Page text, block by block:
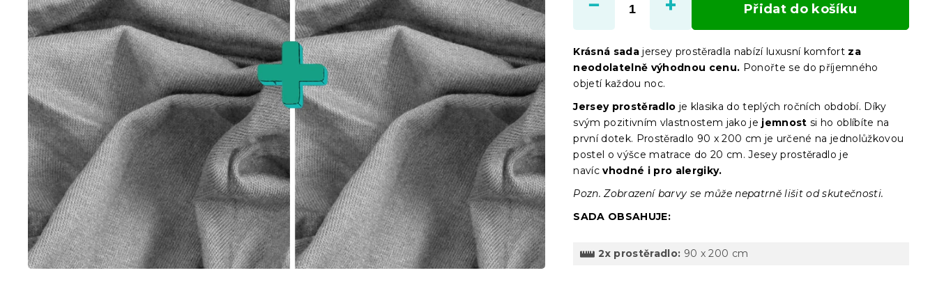
Přidat do košíku
Krásná sada jersey prostěradla nabízí luxusní komfort za
neodolatelně výhodnou cenu. Ponořte se do příjemného
objetí každou noc.
Jersey prostěradlo je klasika do teplých ročních období. Díky
svým pozitivním vlastnostem jako je jemnostsi ho oblíbíte na
první dotek. Prostěradlo 90 x 200 cm je určené na jednolůžkovou
postel o výšce matrace do 20 cm. Jesey prostěradlo je
navícvhodné i pro alergiky.
Pozn. Zobrazení barvy se může nepatrně lišit od skutečnosti.
SADA OBSAHUJE:
2x prostěradlo: 90 x 200 cm